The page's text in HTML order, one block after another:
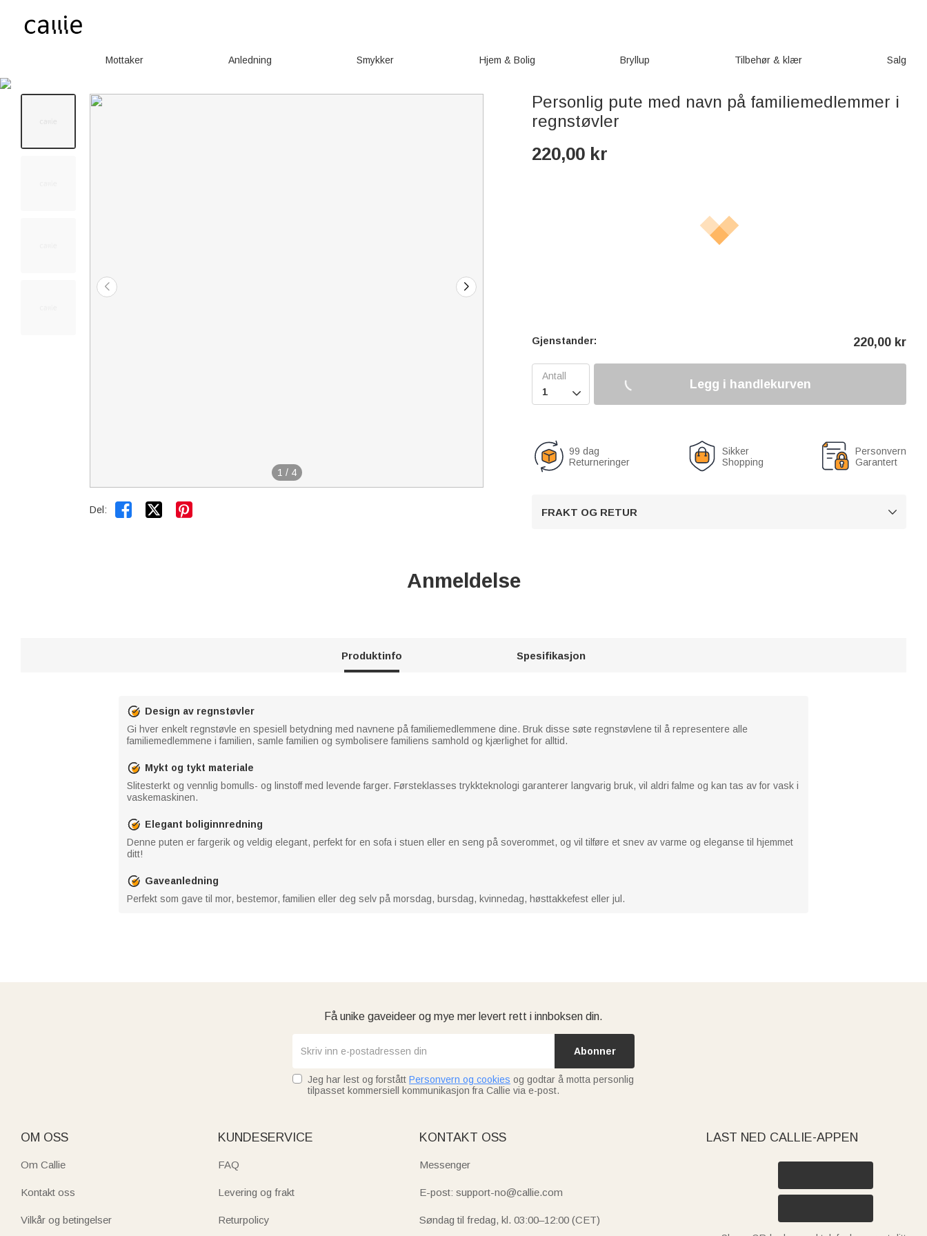
Mottaker Anledning Smykker Hjem & Bolig Bryllup Tilbehør & klær Salg
1 / 4
Del:  
Personlig pute med navn på familiemedlemmer i
regnstøvler
220,00 kr
Gjenstander: 220,00 kr

Legg i handlekurven
99 dag
Returneringer
Sikker
Shopping
Personvern
Garantert
FRAKT OG RETUR 
Anmeldelse
Produktinfo Spesifikasjon
Design av regnstøvler
Gi hver enkelt regnstøvle en spesiell betydning med navnene på familiemedlemmene dine. Bruk disse søte regnstøvlene til å representere alle
familiemedlemmene i familien, samle familien og symbolisere familiens samhold og kjærlighet for alltid.
Mykt og tykt materiale
Slitesterkt og vennlig bomulls- og linstoff med levende farger. Førsteklasses trykkteknologi garanterer langvarig bruk, vil aldri falme og kan tas av for vask i
vaskemaskinen.
Elegant boliginnredning
Denne puten er fargerik og veldig elegant, perfekt for en sofa i stuen eller en seng på soverommet, og vil tilføre et snev av varme og eleganse til hjemmet
ditt!
Gaveanledning
Perfekt som gave til mor, bestemor, familien eller deg selv på morsdag, bursdag, kvinnedag, høsttakkefest eller jul.
Få unike gaveideer og mye mer levert rett i innboksen din.
Abonner
Jeg har lest og forstått Personvern og cookies og godtar å motta personlig
tilpasset kommersiell kommunikasjon fra Callie via e-post.
OM OSS
Om Callie
Kontakt oss
Vilkår og betingelser
KUNDESERVICE
FAQ
Levering og frakt
Returpolicy
KONTAKT OSS
Messenger
E-post: support-no@callie.com
Søndag til fredag, kl. 03:00–12:00 (CET)
LAST NED CALLIE-APPEN